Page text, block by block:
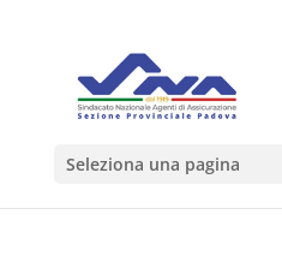
Seleziona una pagina